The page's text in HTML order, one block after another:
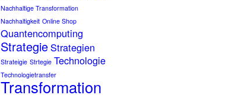
Nachhaltige Transformation
Nachhaltigkeit Online Shop
Quantencomputing
StrategieStrategien
Strateigie Strtegie Technologie
Technologietransfer
Transformation